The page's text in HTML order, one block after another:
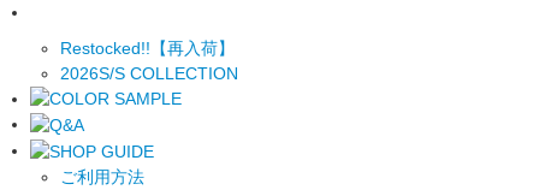
Restocked!!【再入荷】
2026S/S COLLECTION
ご利用方法